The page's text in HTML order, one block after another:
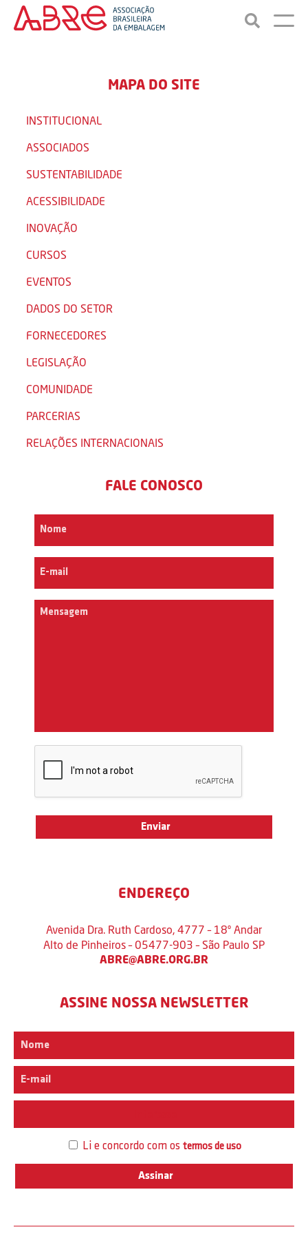
MAPA DO SITE
INSTITUCIONAL
ASSOCIADOS
SUSTENTABILIDADE
ACESSIBILIDADE
INOVAÇÃO
CURSOS
EVENTOS
DADOS DO SETOR
FORNECEDORES
LEGISLAÇÃO
COMUNIDADE
PARCERIAS
RELAÇÕES INTERNACIONAIS
FALE CONOSCO
ENDEREÇO
Avenida Dra. Ruth Cardoso, 4777 – 18º Andar
Alto de Pinheiros – 05477-903 – São Paulo SP
ABRE@ABRE.ORG.BR
ASSINE NOSSA NEWSLETTER
Li e concordo com os termos de uso